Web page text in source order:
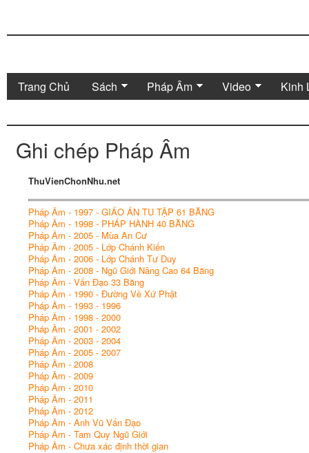
Trang Chủ Sách Pháp Âm Video Kinh
Ghi chép Pháp Âm
ThuVienChonNhu.net
Pháp Âm - 1997 - GIÁO ÁN TU TẬP 61 BĂNG
Pháp Âm - 1998 - PHÁP HÀNH 40 BĂNG
Pháp Âm - 2005 - Mùa An Cư
Pháp Âm - 2005 - Lớp Chánh Kiến
Pháp Âm - 2006 - Lớp Chánh Tư Duy
Pháp Âm - 2008 - Ngũ Giới Nâng Cao 64 Băng
Pháp Âm - Vấn Đạo 33 Băng
Pháp Âm - 1990 - Đường Về Xứ Phật
Pháp Âm - 1993 - 1996
Pháp Âm - 1998 - 2000
Pháp Âm - 2001 - 2002
Pháp Âm - 2003 - 2004
Pháp Âm - 2005 - 2007
Pháp Âm - 2008
Pháp Âm - 2009
Pháp Âm - 2010
Pháp Âm - 2011
Pháp Âm - 2012
Pháp Âm - Anh Vũ Vấn Đạo
Pháp Âm - Tam Quy Ngũ Giới
Pháp Âm - Chưa xác định thời gian